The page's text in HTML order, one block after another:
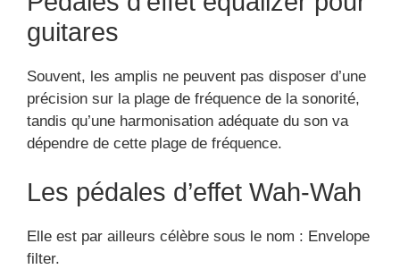
guitares
Souvent, les amplis ne peuvent pas disposer d’une
précision sur la plage de fréquence de la sonorité,
tandis qu’une harmonisation adéquate du son va
dépendre de cette plage de fréquence.
Les pédales d’effet Wah-Wah
Elle est par ailleurs célèbre sous le nom : Envelope
filter.